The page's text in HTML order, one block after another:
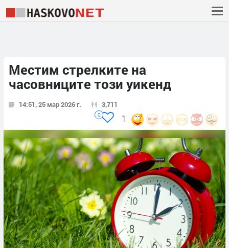
Местим стрелките на
часовниците този уикенд
14:51, 25 мар 2026 г. 3,711
1
0